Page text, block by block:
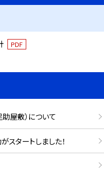
PDF
屋敷）について
タートしました！